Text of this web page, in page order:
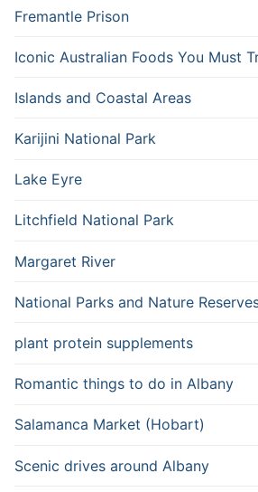
Fremantle Prison
Iconic Australian Foods You Must
Islands and Coastal Areas
Karijini National Park
Lake Eyre
Litchfield National Park
Margaret River
National Parks and Nature
plant protein supplements
Romantic things to do in Albany
Salamanca Market (Hobart)
Scenic drives around Albany